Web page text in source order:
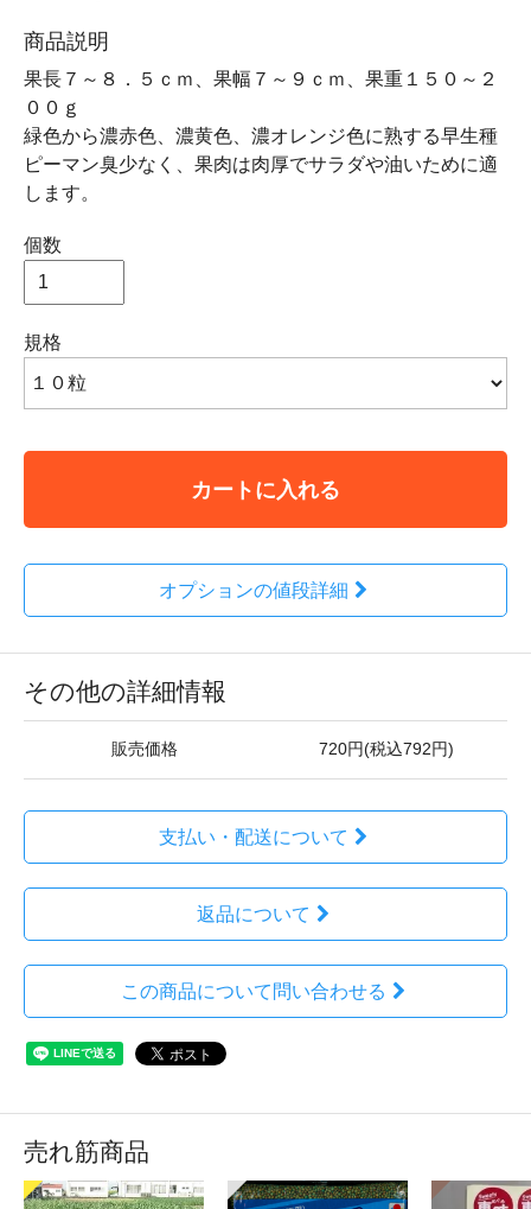
商品説明
果長７～８．５ｃｍ、果幅７～９ｃｍ、果重１５０～２
００ｇ
緑色から濃赤色、濃黄色、濃オレンジ色に熟する早生種
ピーマン臭少なく、果肉は肉厚でサラダや油いために適
します。
個数
規格
カートに入れる
オプションの値段詳細
その他の詳細情報
販売価格 720円(税込792円)
支払い・配送について
返品について
この商品について問い合わせる
売れ筋商品